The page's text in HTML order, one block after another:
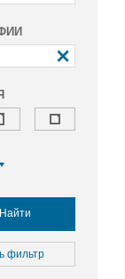
и отдых
Найти
фильтр